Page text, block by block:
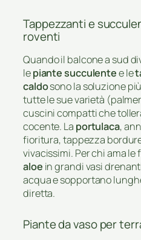
Tappezzanti e
roventi
Quando il balcone a sud
lepiante succulentee le
caldosono la soluzione
tutte le sue varietà
cuscini compatti che
cocente. La portulaca,
fioritura, tappezza
vivacissimi. Per chi ama le
aloe in grandi vasi
acqua e sopportano
diretta.
Piante da vaso per